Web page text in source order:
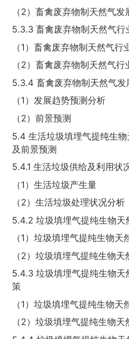
（2）畜禽废弃物制天然气发
5.3.3 畜禽废弃物制天然气行
（1）畜禽废弃物制天然气行
（2）畜禽废弃物制天然气行
5.3.4 畜禽废弃物制天然气发
（1）发展趋势预测分析
（2）前景预测
5.4 生活垃圾填埋气提纯生
及前景预测
5.4.1 生活垃圾供给及利用状
（1）生活垃圾产生量
（2）生活垃圾处理状况分析
5.4.2 垃圾填埋气提纯生物天
（1）垃圾填埋气提纯生物
（2）垃圾填埋气提纯生物
5.4.3 垃圾填埋气提纯生物天
策
（1）垃圾填埋气提纯生物天
（2）垃圾填埋气提纯生物